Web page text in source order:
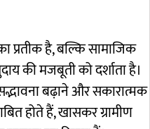
प्रतीक है, बल्कि सामाजिक
की मजबूती को दर्शाता है।
बढ़ाने और सकारात्मक
होते हैं, खासकर ग्रामीण